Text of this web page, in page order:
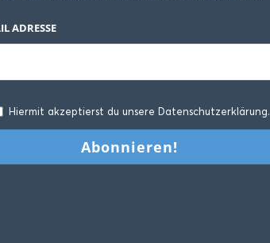
ADRESSE
Hiermit akzeptierst du unsere Datenschutzerklärung.